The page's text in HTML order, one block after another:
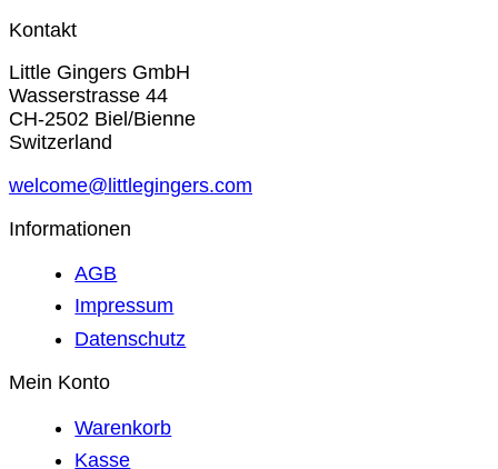
Kontakt
Little Gingers GmbH
Wasserstrasse 44
CH-2502 Biel/Bienne
Switzerland
welcome@littlegingers.com
Informationen
AGB
Impressum
Datenschutz
Mein Konto
Warenkorb
Kasse